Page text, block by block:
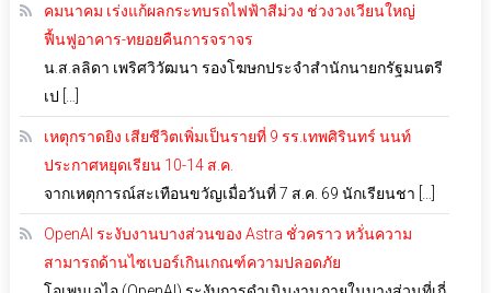
คมนาคม เร่งแก้ผลกระทบรถไฟฟ้าสีม่วง ช่วงวงเวียนใหญ่
ฟื้นฟูอาคาร-ทยอยคืนการจราจร
น.ส.ลลิดา เพริศวิวัฒนา รองโฆษกประจำสำนักนายกรัฐมนตรี
เป […]
เหตุกราดยิง เสียชีวิตเพิ่มเป็นรายที่ 9 รร.เทพศิรินทร์ นนท์
ประกาศหยุดเรียน 10-14 ส.ค.
จากเหตุการณ์สะเทือนขวัญเมื่อวันที่ 7 ส.ค. 69 นักเรียนชา […]
OpenAI ระงับงานบางส่วนของ Astra ชั่วคราว หวั่นความ
สามารถด้านไซเบอร์เกินเกณฑ์ความปลอดภัย